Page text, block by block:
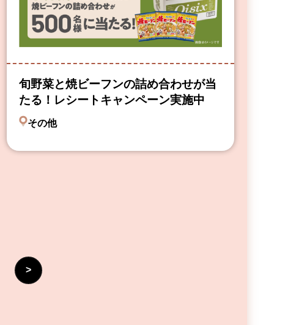
旬野菜と焼ビーフンの詰め合わせが当
たる！レシートキャンペーン実施中
その他
>